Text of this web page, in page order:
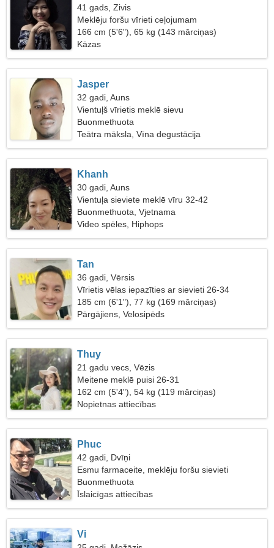
41 gads, Zivis
Meklēju foršu vīrieti ceļojumam
166 cm (5'6"), 65 kg (143 mārciņas)
Kāzas
Jasper
32 gadi, Auns
Vientuļš vīrietis meklē sievu
Buonmethuota
Teātra māksla, Vīna degustācija
Khanh
30 gadi, Auns
Vientuļa sieviete meklē vīru 32-42
Buonmethuota, Vjetnama
Video spēles, Hiphops
Tan
36 gadi, Vērsis
Vīrietis vēlas iepazīties ar sievieti 26-34
185 cm (6'1"), 77 kg (169 mārciņas)
Pārgājiens, Velosipēds
Thuy
21 gadu vecs, Vēzis
Meitene meklē puisi 26-31
162 cm (5'4"), 54 kg (119 mārciņas)
Nopietnas attiecības
Phuc
42 gadi, Dvīņi
Esmu farmaceite, meklēju foršu sievieti
Buonmethuota
Īslaicīgas attiecības
Vi